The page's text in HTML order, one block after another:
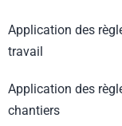
Application des
travail
Application des
chantiers